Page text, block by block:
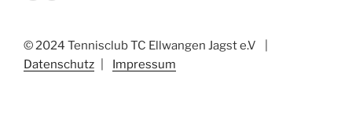
© 2024 Tennisclub TC Ellwangen Jagst e.V
Datenschutz
Impressum